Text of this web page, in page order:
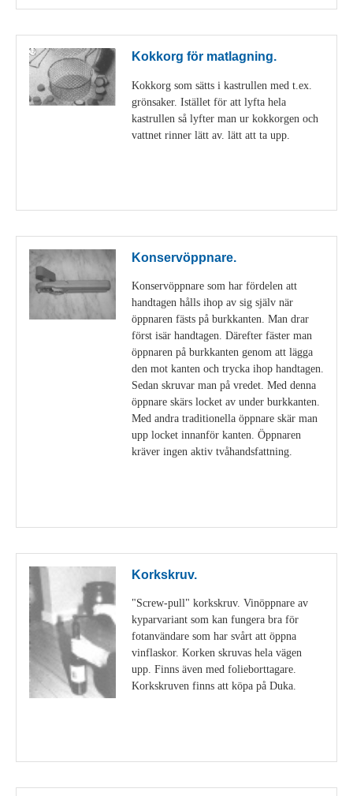
Kokkorg för matlagning.
Kokkorg som sätts i kastrullen med t.ex.
grönsaker. Istället för att lyfta hela
kastrullen så lyfter man ur kokkorgen och
vattnet rinner lätt av. lätt att ta upp.
Konservöppnare.
Konservöppnare som har fördelen att
handtagen hålls ihop av sig själv när
öppnaren fästs på burkkanten. Man drar
först isär handtagen. Därefter fäster man
öppnaren på burkkanten genom att lägga
den mot kanten och trycka ihop handtagen.
Sedan skruvar man på vredet. Med denna
öppnare skärs locket av under burkkanten.
Med andra traditionella öppnare skär man
upp locket innanför kanten. Öppnaren
kräver ingen aktiv tvåhandsfattning.
Korkskruv.
"Screw-pull" korkskruv. Vinöppnare av
kyparvariant som kan fungera bra för
fotanvändare som har svårt att öppna
vinflaskor. Korken skruvas hela vägen
upp. Finns även med folieborttagare.
Korkskruven finns att köpa på Duka.